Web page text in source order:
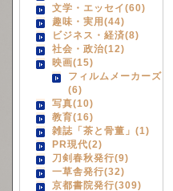
文学・エッセイ(60)
趣味・実用(44)
ビジネス・経済(8)
社会・政治(12)
映画(15)
フィルムメーカーズ
(6)
写真(10)
教育(16)
雑誌「茶と骨董」(1)
PR現代(2)
刀剣春秋発行(9)
一草舎発行(32)
京都書院発行(309)